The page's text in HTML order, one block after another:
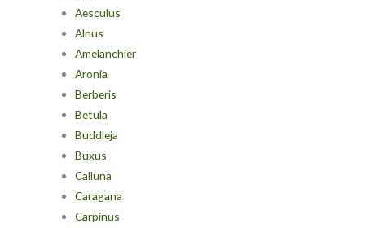
Aesculus
Alnus
Amelanchier
Aronia
Berberis
Betula
Buddleja
Buxus
Calluna
Caragana
Carpinus